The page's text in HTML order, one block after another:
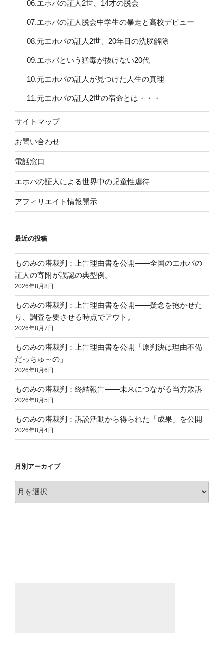
06.エホバの証人2世、14才の脱会
07.エホバの証人脱会中学生の暴走と高校デビュー
08.元エホバの証人2世、20年目の洗脳解除
09.エホバという猛毒が抜けない20代
10.元エホバの証人が見つけた人生の真理
11.元エホバの証人2世の宿命とは・・・
サイトマップ
お問い合わせ
電話窓口
エホバの証人による世界中の児童性虐待
アフィリエイト情報開示
最近の投稿
ものみの塔裁判：上告理由書を公開——全国のエホバの
証人の寄附が誤認の典型例。
2026年8月8日
ものみの塔裁判：上告理由書を公開——疑念を抱かせた
り、調査を要させる時点でアウト。
2026年8月7日
ものみの塔裁判：上告理由書を公開「原判決は理由不備
だっちゅ～の」
2026年8月6日
ものみの塔裁判：終結報告——未来につながる当方敗訴
2026年8月5日
ものみの塔裁判：訴訟活動から得られた「成果」を公開
2026年8月4日
月別アーカイブ
別